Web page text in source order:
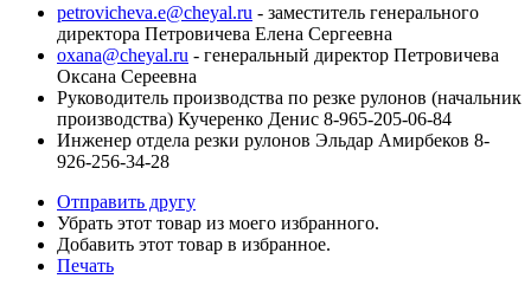
petrovicheva.e@cheyal.ru - заместитель генерального
директора Петровичева Елена Сергеевна
oxana@cheyal.ru - генеральный директор Петровичева
Оксана Сереевна
Руководитель производства по резке рулонов (начальник
производства) Кучеренко Денис 8-965-205-06-84
Инженер отдела резки рулонов Эльдар Амирбеков 8-
926-256-34-28
Отправить другу
Убрать этот товар из моего избранного.
Добавить этот товар в избранное.
Печать